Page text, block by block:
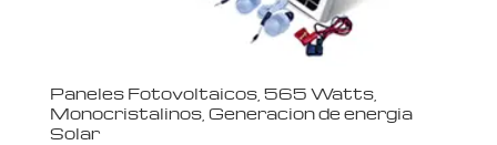
Paneles Fotovoltaicos, 565 Watts,
Monocristalinos, Generacion de energia
Solar